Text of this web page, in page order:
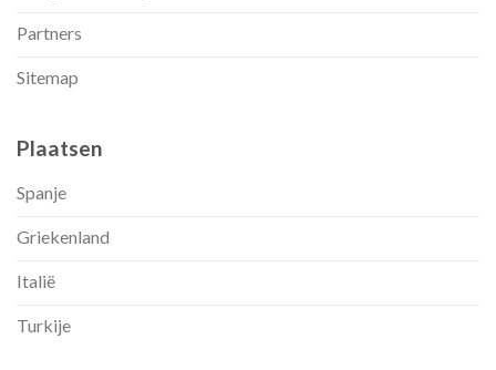
Partners
Sitemap
Plaatsen
Spanje
Griekenland
Italië
Turkije